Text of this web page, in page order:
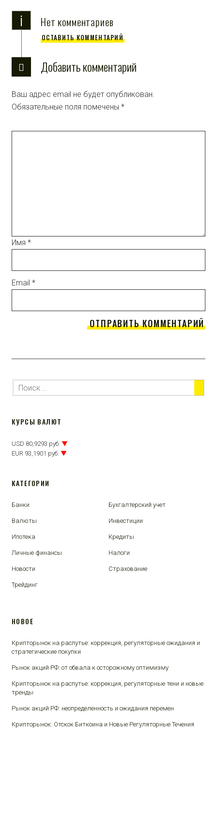
i Нет комментариев
ОСТАВИТЬ КОММЕНТАРИЙ
Добавить комментарий
Ваш адрес email не будет опубликован.
Обязательные поля помечены *
Имя *
Email *
КУРСЫ ВАЛЮТ
USD 80,9293 руб. ▼
EUR 93,1901 руб. ▼
КАТЕГОРИИ
Банки Бухгалтерский учет
Валюты Инвестиции
Ипотека Кредиты
Личные финансы Налоги
Новости Страхование
Трейдинг
НОВОЕ
Крипторынок на распутье: коррекция, регуляторные ожидания и
стратегические покупки
Рынок акций РФ: от обвала к осторожному оптимизму
Крипторынок на распутье: коррекция, регуляторные тени и новые
тренды
Рынок акций РФ: неопределенность и ожидания перемен
Крипторынок: Отскок Биткоина и Новые Регуляторные Течения